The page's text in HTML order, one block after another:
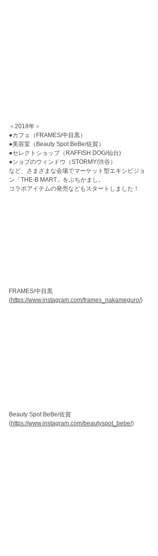
＜2018年＞
●カフェ（FRAMES/中目黒）
●美容室（Beauty Spot BeBe/佐賀）
●セレクトショップ（RAFFISH DOG/仙台)
●ショプのウィンドウ（STORMY/渋谷）
など、さまざまな会場でマーケット型エキシビジョ
ン「THE-B MART」をぶちかまし。
コラボアイテムの発売などもスタートしました！
FRAMES/中目黒
(https://www.instagram.com/frames_nakameguro/)
Beauty Spot BeBe/佐賀
(https://www.instagram.com/beautyspot_bebe/)